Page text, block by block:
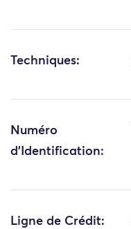
Techniques:
Numéro
d'Identification:
Ligne de Crédit: